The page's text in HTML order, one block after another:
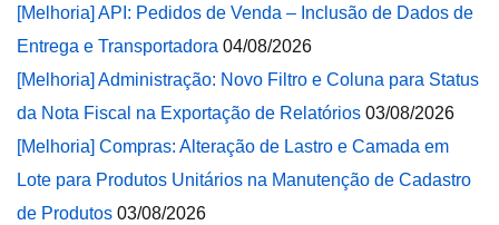
[Melhoria] API: Pedidos de Venda – Inclusão de Dados de
Entrega e Transportadora 04/08/2026
[Melhoria] Administração: Novo Filtro e Coluna para Status
da Nota Fiscal na Exportação de Relatórios 03/08/2026
[Melhoria] Compras: Alteração de Lastro e Camada em
Lote para Produtos Unitários na Manutenção de Cadastro
de Produtos 03/08/2026